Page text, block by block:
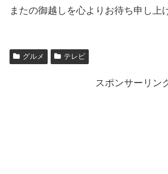
またの御越しを心よりお待ち申し上
グルメ テレビ
スポンサーリン